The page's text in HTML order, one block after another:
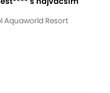
Aquaworld Resort